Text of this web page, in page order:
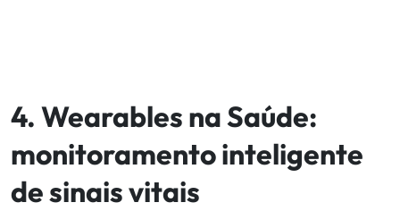
4. Wearables na Saúde:
monitoramento inteligente
de sinais vitais